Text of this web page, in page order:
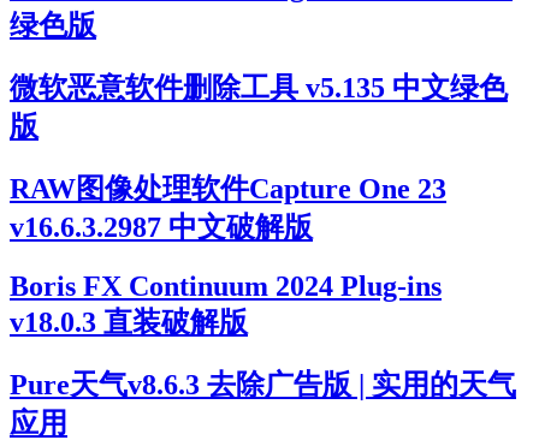
绿色版
微软恶意软件删除工具 v5.135 中文绿色
版
RAW图像处理软件Capture One 23
v16.6.3.2987 中文破解版
Boris FX Continuum 2024 Plug-ins
v18.0.3 直装破解版
Pure天气v8.6.3 去除广告版 | 实用的天气
应用